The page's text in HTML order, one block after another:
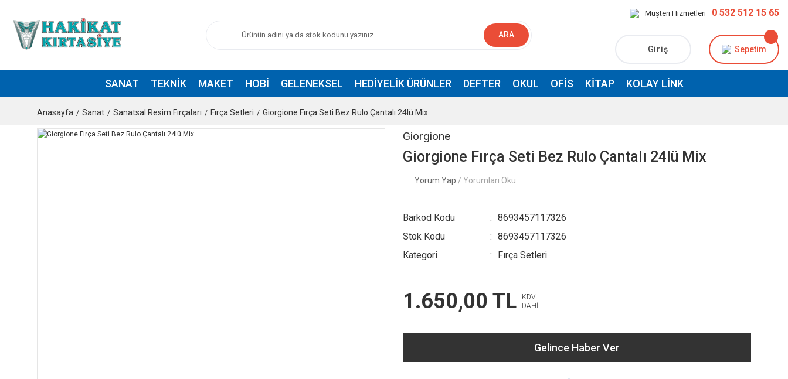
ARA
Müşteri Hizmetleri 0 532 512 15 65
Giriş Sepetim
SANAT TEKNIK MAKET HOBI GELENEKSEL HEDIYELIK ÜRÜNLER DEFTER OKUL OFIS KITAP KOLAY LINK
Anasayfa Sanat Sanatsal Resim Fırçaları Fırça Setleri Giorgione Fırça Seti Bez Rulo Çantalı 24lü Mix
Giorgione
Giorgione Fırça Seti Bez Rulo Çantalı 24lü Mix
Yorum Yap / Yorumları Oku
Barkod Kodu
8693457117326
Stok Kodu
8693457117326
Kategori
Fırça Setleri
1.650,00 TL
KDV
DAHİL
Gelince Haber Ver